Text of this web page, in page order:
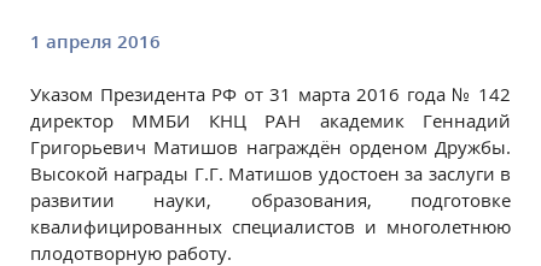
1 апреля 2016
Указом Президента РФ от 31 марта 2016 года № 142
директор ММБИ КНЦ РАН академик Геннадий
Григорьевич Матишов награждён орденом Дружбы.
Высокой награды Г.Г. Матишов удостоен за заслуги в
развитии науки, образования, подготовке
квалифицированных специалистов и многолетнюю
плодотворную работу.